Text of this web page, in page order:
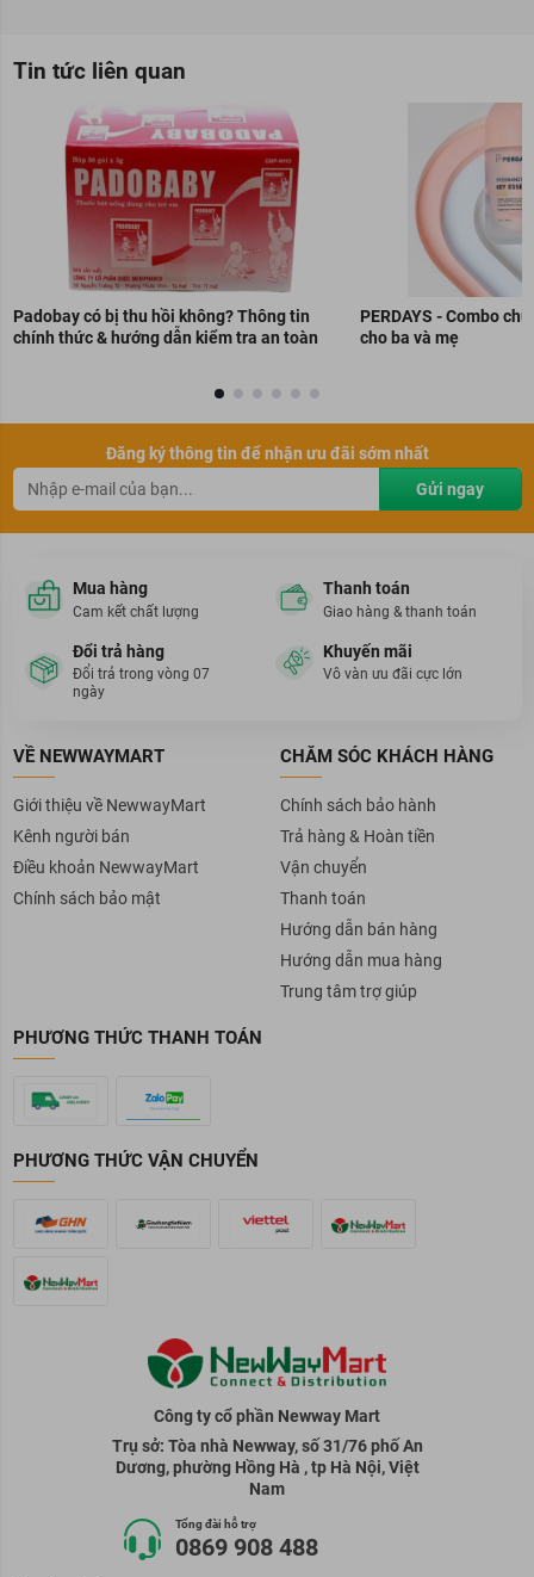
Tin tức liên quan
Padobay có bị thu hồi không? Thông tin
chính thức & hướng dẫn kiểm tra an toàn
PERDAYS - Combo
cho ba và mẹ
Đăng ký thông tin để nhận ưu đãi sớm nhất
Gửi ngay
Mua hàng
Cam kết chất lượng
Thanh toán
Giao hàng & thanh toán
Đổi trả hàng
Đổi trả trong vòng 07
ngày
Khuyến mãi
Vô vàn ưu đãi cực lớn
VỀ NEWWAYMART
Giới thiệu về NewwayMart
Kênh người bán
Điều khoản NewwayMart
Chính sách bảo mật
CHĂM SÓC KHÁCH HÀNG
Chính sách bảo hành
Trả hàng & Hoàn tiền
Vận chuyển
Thanh toán
Hướng dẫn bán hàng
Hướng dẫn mua hàng
Trung tâm trợ giúp
PHƯƠNG THỨC THANH TOÁN
PHƯƠNG THỨC VẬN CHUYỂN
Công ty cổ phần Newway Mart
Trụ sở: Tòa nhà Newway, số 31/76 phố An
Dương, phường Hồng Hà , tp Hà Nội, Việt
Nam
Tổng đài hỗ trợ
0869 908 488